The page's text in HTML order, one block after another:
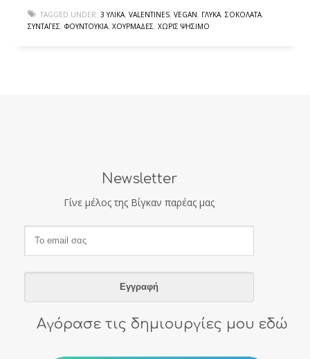
TAGGED UNDER: 3 ΥΛΙΚΆ, VALENTINES, VEGAN, ΓΛΥΚΆ, ΣΟΚΟΛΆΤΑ,
ΣΥΝΤΑΓΈΣ, ΦΟΥΝΤΟΎΚΙΑ, ΧΟΥΡΜΆΔΕΣ, ΧΩΡΊΣ ΨΉΣΙΜΟ
Newsletter
Γίνε μέλος της Βίγκαν παρέας μας
Αγόρασε τις δημιουργίες μου εδώ